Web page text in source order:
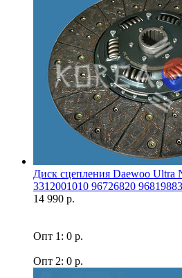
Диск сцепления Daewoo
3312001010 96726820
14 990 р.
Опт 1: 0 р.
Опт 2: 0 р.